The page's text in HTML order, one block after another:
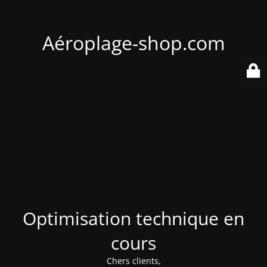
Aéroplage-shop.com
Optimisation technique en
cours
Chers clients,